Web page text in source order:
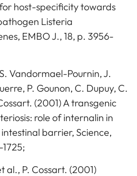
host-specificity towards
Listeria
EMBO J., 18, p. 3956-
Vandormael-Pournin, J.
P. Gounon, C. Dupuy, C.
(2001) A transgenic
role of internalin in
barrier, Science,
al., P. Cossart. (2001)